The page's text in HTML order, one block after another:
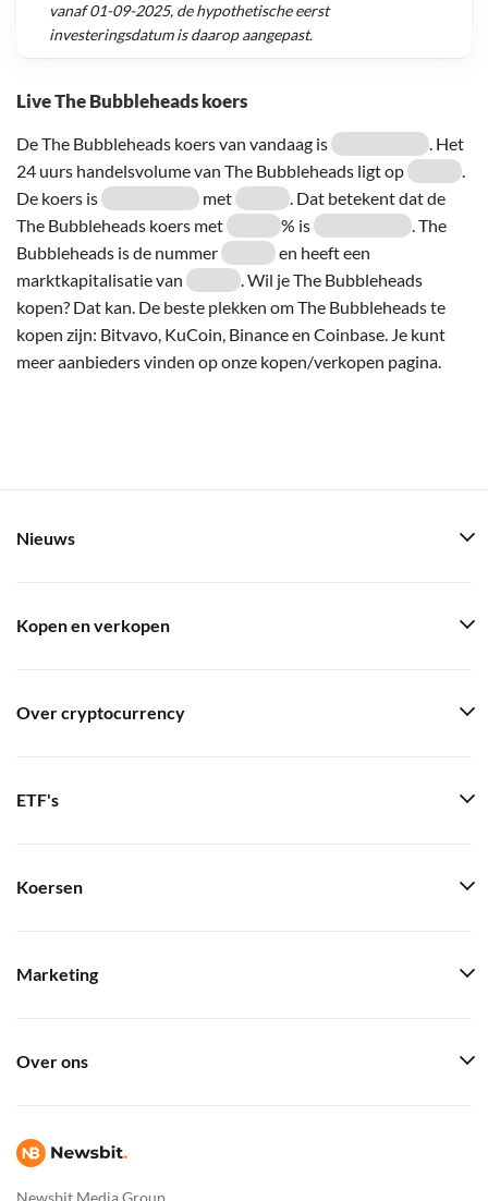
Live The Bubbleheads koers
De The Bubbleheads koers van vandaag is
. Het
24 uurs handelsvolume van The Bubbleheads ligt op
.
De koers is
met
. Dat betekent dat de
The Bubbleheads koers met
% is
. The
Bubbleheads is de nummer
en heeft een
marktkapitalisatie van
. Wil je The Bubbleheads
kopen? Dat kan. De beste plekken om The Bubbleheads te
kopen zijn: Bitvavo, KuCoin, Binance en Coinbase. Je kunt
meer aanbieders vinden op onze kopen/verkopen pagina.
vanaf01-09-2025, de hypothetische eerst
investeringsdatum is daarop aangepast.
Newsbit Media Group
Nieuws
Kopen en verkopen
Over cryptocurrency
ETF's
Koersen
Marketing
Over ons